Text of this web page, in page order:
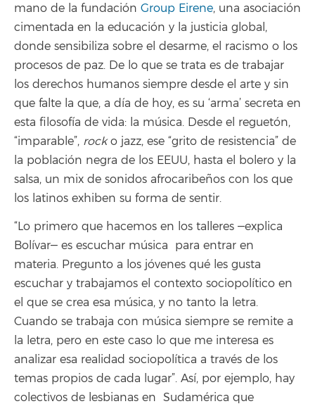
mano de la fundación Group Eirene, una asociación
cimentada en la educación y la justicia global,
donde sensibiliza sobre el desarme, el racismo o los
procesos de paz. De lo que se trata es de trabajar
los derechos humanos siempre desde el arte y sin
que falte la que, a día de hoy, es su ‘arma’ secreta en
esta filosofía de vida: la música. Desde el reguetón,
“imparable”, rocko jazz, ese “grito de resistencia” de
la población negra de los EEUU, hasta el bolero y la
salsa, un mix de sonidos afrocaribeños con los que
los latinos exhiben su forma de sentir.
“Lo primero que hacemos en los talleres ‒explica
Bolívar‒ es escuchar música para entrar en
materia. Pregunto a los jóvenes qué les gusta
escuchar y trabajamos el contexto sociopolítico en
el que se crea esa música, y no tanto la letra.
Cuando se trabaja con música siempre se remite a
la letra, pero en este caso lo que me interesa es
analizar esa realidad sociopolítica a través de los
temas propios de cada lugar”. Así, por ejemplo, hay
colectivos de lesbianas en Sudamérica que